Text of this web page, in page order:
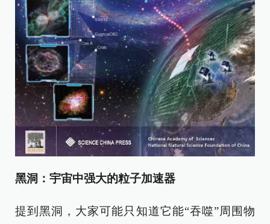
黑洞：宇宙中强大的粒子加速器
提到黑洞，大家可能只知道它能“吞噬”周围物